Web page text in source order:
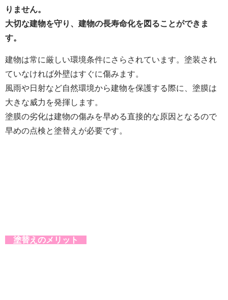
りません。
大切な建物を守り、建物の長寿命化を図ることができま
す。
建物は常に厳しい環境条件にさらされています。塗装され
ていなければ外壁はすぐに傷みます。
風雨や日射など自然環境から建物を保護する際に、塗膜は
大きな威力を発揮します。
塗膜の劣化は建物の傷みを早める直接的な原因となるので
早めの点検と塗替えが必要です。
塗替えのメリット